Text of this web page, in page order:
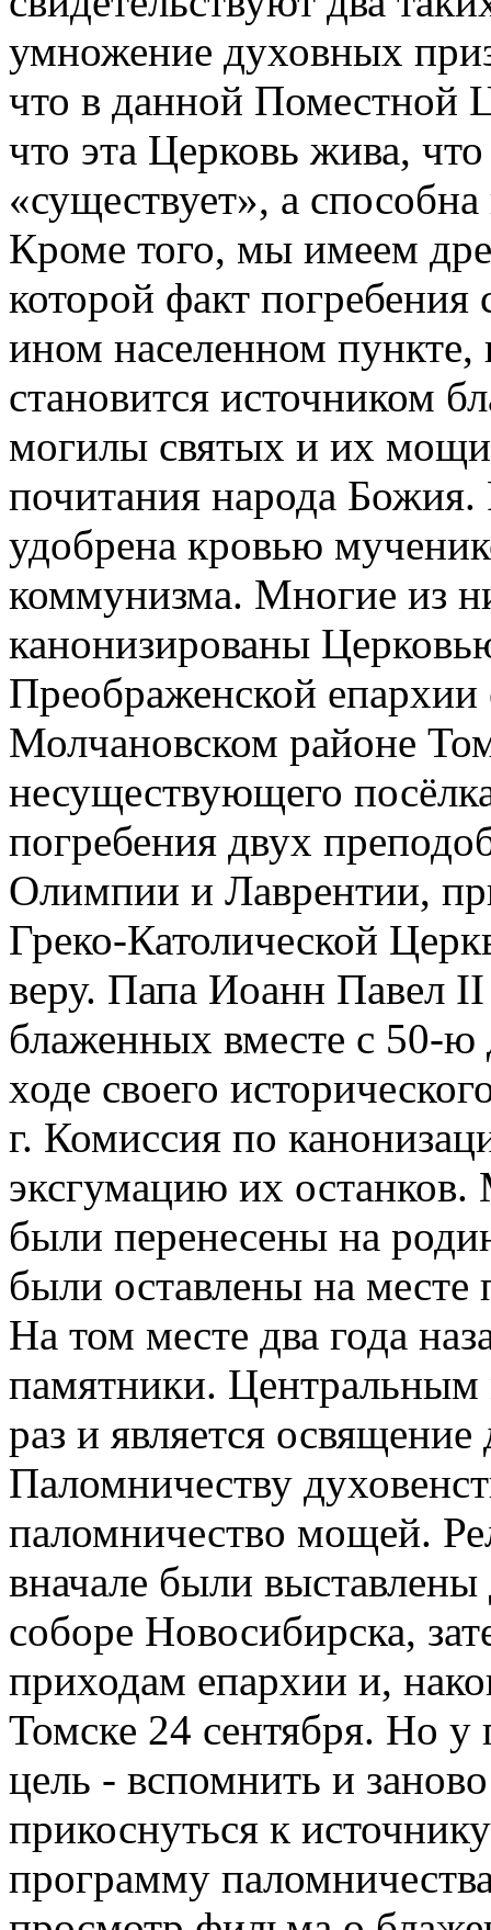
умножение духовных
что в данной Поместной
что эта Церковь жива,
«существует», а
Кроме того, мы имеем
которой факт
ином населенном
становится источником
могилы святых и их мощи
почитания народа Божия.
удобрена кровью
коммунизма. Многие из
канонизированы
Преображенской епархии
Молчановском районе
несуществующего
погребения двух
Олимпии и Лаврентии,
Греко-Католической
веру. Папа Иоанн Павел
блаженных вместе с 50-
ходе своего
г. Комиссия по
эксгумацию их
были перенесены на
были оставлены на месте
На том месте два года
памятники. Центральным
раз и является
Паломничеству
паломничество мощей.
вначале были
соборе Новосибирска,
приходам епархии и,
Томске 24 сентября. Но у
цель - вспомнить и
прикоснуться к
программу